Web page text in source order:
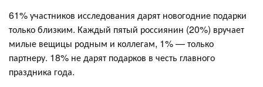
61% участников исследования дарят новогодние подарки
только близким. Каждый пятый россиянин (20%) вручает
милые вещицы родным и коллегам, 1% — только
партнеру. 18% не дарят подарков в честь главного
праздника года.